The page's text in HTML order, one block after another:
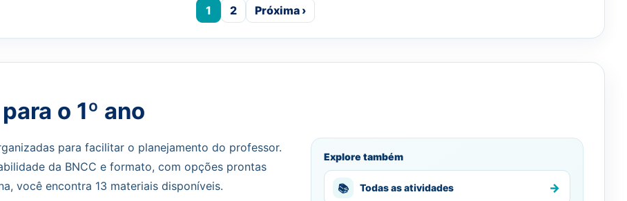
1 2 Próxima ›
o 1º ano
para facilitar o planejamento do professor.
da BNCC e formato, com opções prontas
você encontra 13 materiais disponíveis.
Explore também
📚 Todas as atividades →